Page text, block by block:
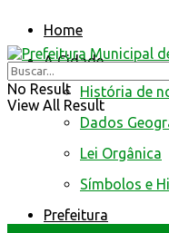
Home
A Cidade
História de
Dados
Lei Orgânica
Símbolos e
Prefeitura
No Result
View All Result